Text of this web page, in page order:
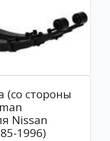
(со стороны
Nissan
1996)